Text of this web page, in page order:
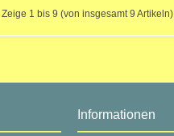
Zeige 1 bis 9 (von insgesamt9 Artikeln)
Informationen